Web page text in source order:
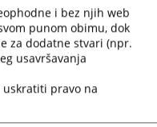
sa zapisnikom
i bez njih web
punom obimu, dok
za dodatne stvari (npr.
usavršavanja
pravo na